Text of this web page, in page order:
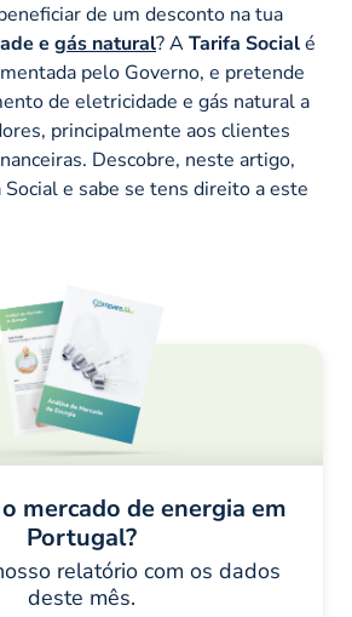
de um desconto na tua
e gás natural? ATarifa Socialé
pelo Governo, e pretende
de eletricidade e gás natural a
principalmente aos clientes
Descobre, neste artigo,
e sabe se tens direito a este
mercado de energia em
Portugal?
relatório com os dados
deste mês.